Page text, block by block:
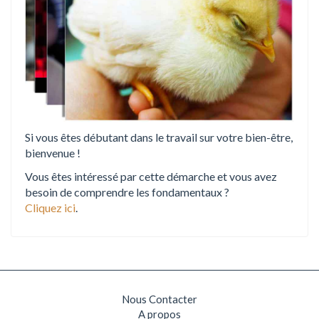
Si vous êtes débutant dans le travail sur votre bien-être,
bienvenue !
Vous êtes intéressé par cette démarche et vous avez
besoin de comprendre les fondamentaux ?
Cliquez ici
Nous Contacter
A propos